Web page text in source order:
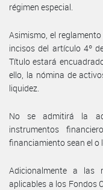
régimen especial.
Asimismo, el
incisos del artículo 4º
Título estará
ello, la nómina de
liquidez.
No se admitirá la
instrumentos
financiamiento sean el o
Adicionalmente a las
aplicables a los Fondos